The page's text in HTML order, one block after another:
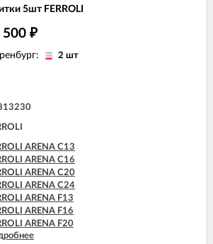
DOMINA F16 N
DOMINA F24 N
DOMIproject C24
DOMIproject F24
DOMIproject F24 D
DOMIproject F32 D
DOMItech C24
DOMItech C24 D
DOMItech C32
DOMItech C32 D
DOMItech F24
DOMItech F24 D
DOMItech F32
DIVAtop Low Nox F32
DIVAtop micro F24
DIVAtop micro F32
DIVAtop micro F37
DIVAtop ST F32
DOMINA F16 N
DOMINA F20 N
DOMINA F24 N
DOMINA F32 N
DOMIproject F24
DOMIproject F24 D
DOMIproject F32
DOMIproject F32 D
DOMItech F24
5шт FERROLI
500 ₽
2 шт
ARENA C13
ARENA C16
ARENA C20
ARENA C24
ARENA F13
ARENA F16
ARENA F20
ARENA F24